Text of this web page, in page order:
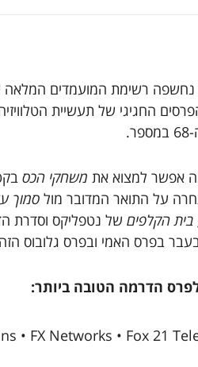
נחשפה רשימת המועמדים המלאה
אפשר למצוא את משחקי הכס
על התואר המדובר מולסמוך
בית הקלפים של נטפליקס וסדרת
בפרס האמי ובפרס גלובוס
הדרמה הטובה ביותר:
• FX Networks • Fox 21